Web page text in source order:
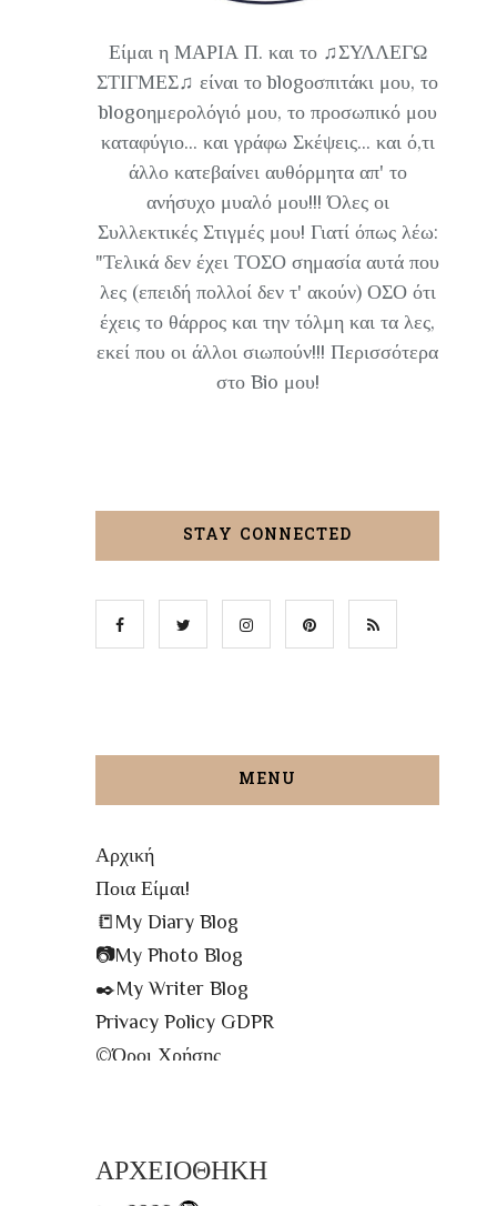
Είμαι η ΜΑΡΙΑ Π. και το ♫ΣΥΛΛΕΓΩ
ΣΤΙΓΜΕΣ♫ είναι το blogοσπιτάκι μου, το
blogoημερολόγιό μου, το προσωπικό μου
καταφύγιο... και γράφω Σκέψεις... και ό,τι
άλλο κατεβαίνει αυθόρμητα απ' το
ανήσυχο μυαλό μου!!! Όλες οι
Συλλεκτικές Στιγμές μου! Γιατί όπως λέω:
"Τελικά δεν έχει ΤΟΣΟ σημασία αυτά που
λες (επειδή πολλοί δεν τ' ακούν) ΟΣΟ ότι
έχεις το θάρρος και την τόλμη και τα λες,
εκεί που οι άλλοι σιωπούν!!! Περισσότερα
στο Bio μου!
STAY CONNECTED
MENU
Αρχική
Ποια Είμαι!
📒My Diary Blog
📷My Photo Blog
✒️My Writer Blog
Privacy Policy GDPR
©️Όροι Χρήσης
ΑΡΧΕΙΟΘΗΚΗ